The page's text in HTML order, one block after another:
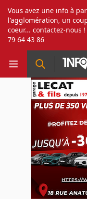
Vous avez une info à
l'agglomération, un
coeur... contactez-nous !
79 64 43 86